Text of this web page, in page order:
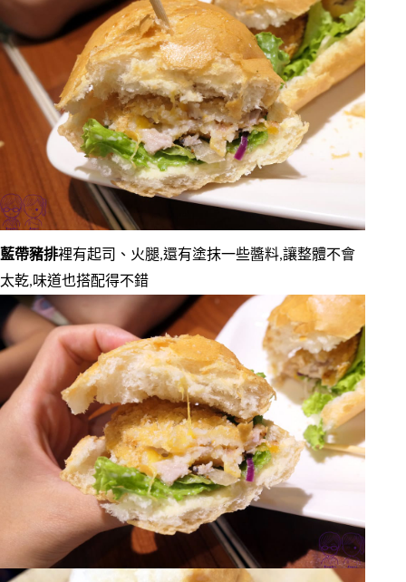
藍帶豬排裡有起司、火腿,還有塗抹一些醬料,讓整體不會
太乾,味道也搭配得不錯